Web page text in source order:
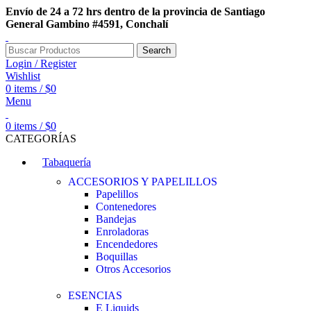
Envío de 24 a 72 hrs dentro de la provincia de Santiago
General Gambino #4591, Conchalí
Search
Login / Register
Wishlist
0 items / $0
Menu
0 items / $0
CATEGORÍAS
Tabaquería
ACCESORIOS Y PAPELILLOS
Papelillos
Contenedores
Bandejas
Enroladoras
Encendedores
Boquillas
Otros Accesorios
ESENCIAS
E Liquids